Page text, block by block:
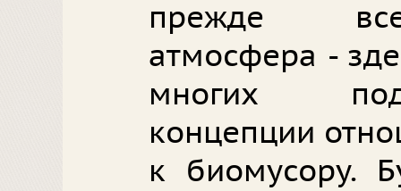
прежде
атмосфера -
многих
концепции
к биомусору.